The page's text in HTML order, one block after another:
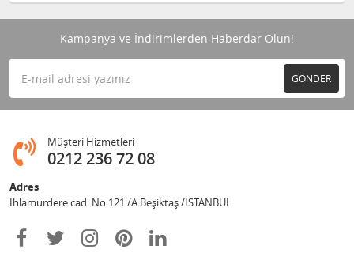
Kampanya ve İndirimlerden Haberdar Olun!
GÖNDER
Müşteri Hizmetleri
0212 236 72 08
Adres
Ihlamurdere cad. No:121 /A Beşiktaş /İSTANBUL